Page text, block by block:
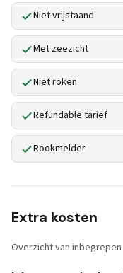
Niet vrijstaand
Met zeezicht
Niet roken
Refundable tarief
Rookmelder
Extra kosten
Overzicht van